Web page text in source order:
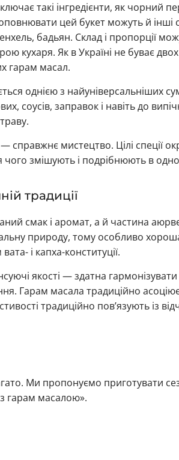
такі інгредієнти, як чорний
цей букет можуть й інші
бадьян. Склад і пропорції
кухаря. Як в Україні не буває
гарам масал.
однією з найуніверсальніших
соусів, заправок і навіть до
справжнє мистецтво. Цілі спеції
чого змішують і подрібнюють в
традиції
смак і аромат, а й частина
природу, тому особливо
і капха-конституції.
якості — здатна гармонізувати
Гарам масала традиційно
традиційно пов’язують із
Ми пропонуємо приготувати
гарам масалою».